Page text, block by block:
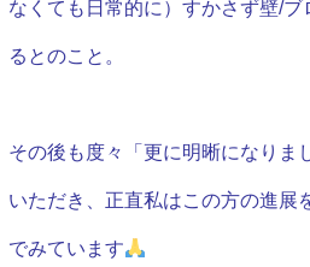
なくても日常的に）すかさず壁/
るとのこと。
その後も度々「更に明晰になりま
いただき、正直私はこの方の進展
でみています